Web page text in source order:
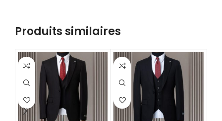
70
Produits similaires